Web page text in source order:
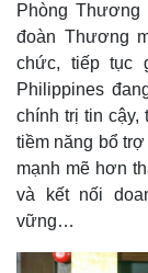
Phòng Thương
đoàn Thương
chức, tiếp tục
Philippines
chính trị tin
tiềm năng bổ
mạnh mẽ hơn
và kết nối
vững…